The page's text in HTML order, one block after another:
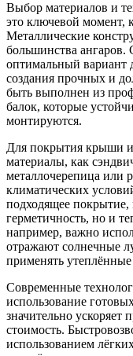
Выбор материалов и
это ключевой момент,
Металлические
большинства
оптимальный вариант
создания прочных и
быть выполнен из
балок, которые
монтируются.
Для покрытия крыши и
материалы, как
металлочерепица или
климатических
подходящее покрытие,
герметичность, но и
например, важно
отражают солнечные
применять
Современные
использование
значительно ускоряет
стоимость.
использованием